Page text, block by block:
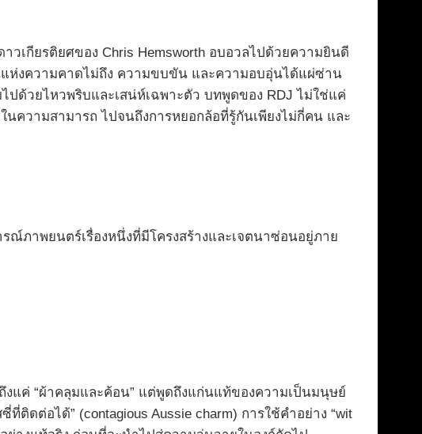
เกียรติยศของ Chris Hemsworth อบอวลไปด้วยความยินดี
แห่งความคาดไม่ถึง ความขบขัน และความอบอุ่นได้แผ่ซ่าน
ด้วยไหวพริบและเสน่ห์เฉพาะตัว บทพูดของ RDJ ไม่ใช่แค่
ความสามารถ ไปจนถึงการหยอกล้อที่รู้กันเพียงไม่กี่คน และ
ณ์ภาพยนตร์เรื่องหนึ่งที่มีโครงสร้างและเจตนาซ่อนอยู่ภาย
งแค่ “ผ้าคลุมและค้อน” แต่พูดถึงแก่นแท้ของความเป็นมนุษย์
ติดต่อได้” (contagious Aussie charm) การใช้คำอย่าง “wit